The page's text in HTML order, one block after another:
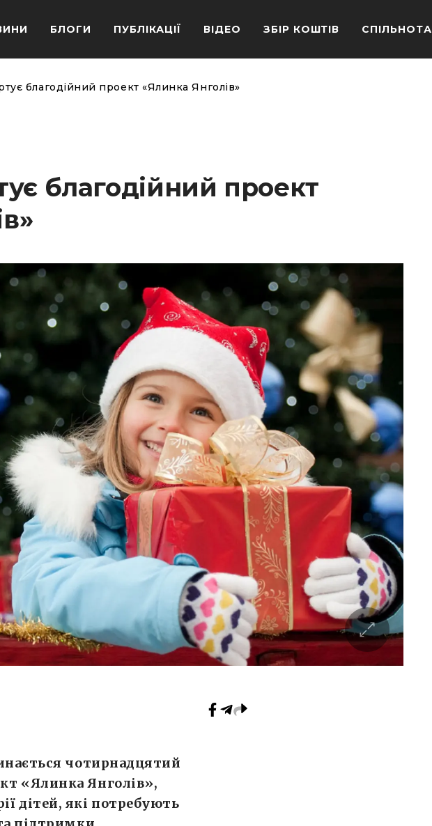
БЛОГИ ПУБЛІКАЦІЇ ВІДЕО ЗБІР КОШТІВ СПІЛЬНОТА
благодійний проект «Ялинка Янголів»
благодійний проект
чотирнадцятий
«Ялинка Янголів»,
дітей, які потребують